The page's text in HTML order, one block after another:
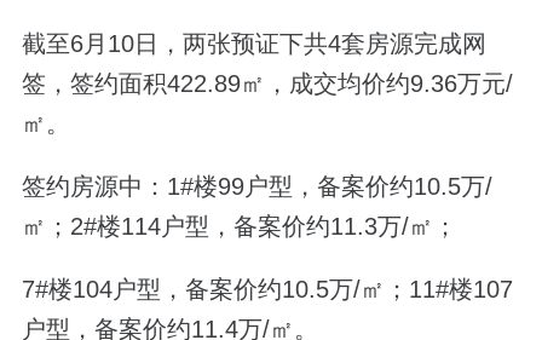
截至6月10日，两张预证下共4套房源完成网
签，签约面积422.89㎡，成交均价约9.36万元/
㎡。
签约房源中：1#楼99户型，备案价约10.5万/
㎡；2#楼114户型，备案价约11.3万/㎡；
7#楼104户型， 备案价约10.5万/㎡；11#楼107
户型， 备案价约11.4万/㎡。